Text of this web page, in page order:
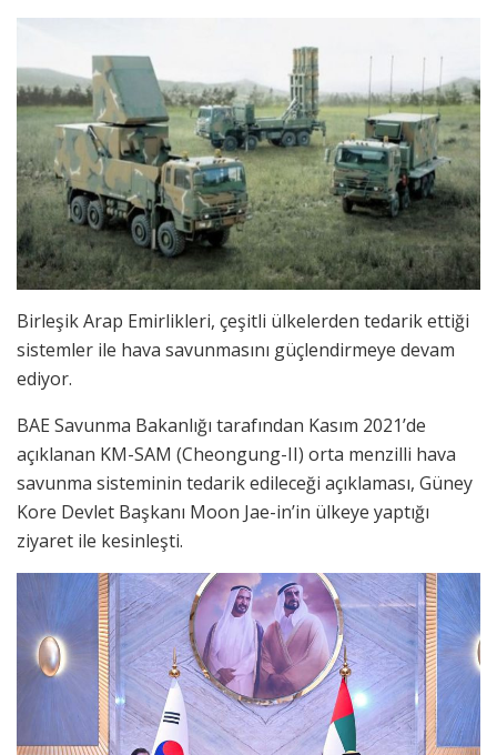
Birleşik Arap Emirlikleri, çeşitli ülkelerden tedarik ettiği
sistemler ile hava savunmasını güçlendirmeye devam
ediyor.
BAE Savunma Bakanlığı tarafından Kasım 2021’de
açıklanan KM-SAM (Cheongung-II) orta menzilli hava
savunma sisteminin tedarik edileceği açıklaması, Güney
Kore Devlet Başkanı Moon Jae-in’in ülkeye yaptığı
ziyaret ile kesinleşti.